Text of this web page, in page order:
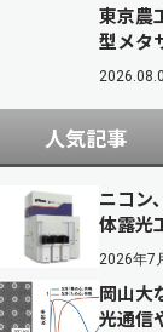
東京農
型メタ
人気記事
ニコン
体露光
2026年7
岡山大
光通信